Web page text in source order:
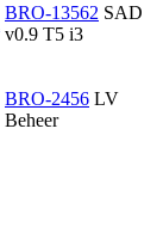
BRO-13562 SAD
v0.9 T5 i3
BRO-2456 LV
Beheer